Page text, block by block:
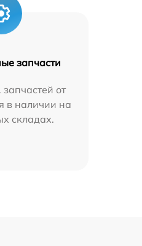
запчасти
от
в наличии на
складах.